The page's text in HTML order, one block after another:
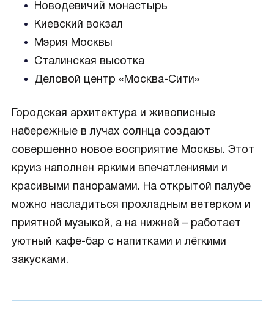
Новодевичий монастырь
Киевский вокзал
Мэрия Москвы
Сталинская высотка
Деловой центр «Москва-Сити»
Городская архитектура и живописные
набережные в лучах солнца создают
совершенно новое восприятие Москвы. Этот
круиз наполнен яркими впечатлениями и
красивыми панорамами. На открытой палубе
можно насладиться прохладным ветерком и
приятной музыкой, а на нижней – работает
уютный кафе-бар с напитками и лёгкими
закусками.